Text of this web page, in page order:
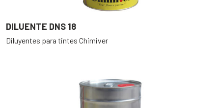
DILUENTE DNS 18
Diluyentes para tintes Chimiver